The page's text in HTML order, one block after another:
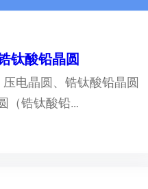
钛酸铅晶圆
电晶圆、锆钛酸铅晶圆
（锆钛酸铅…